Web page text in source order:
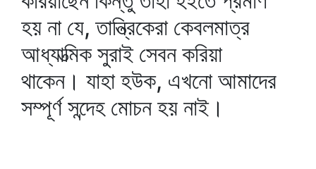
হয় না যে, তান্ত্রিকেরা কেবলমাত্র
আধ্যাত্মিক সুরাই সেবন করিয়া
থাকেন। যাহা হউক, এখনো আমাদের
সম্পূর্ণ সন্দেহ মোচন হয় নাই।